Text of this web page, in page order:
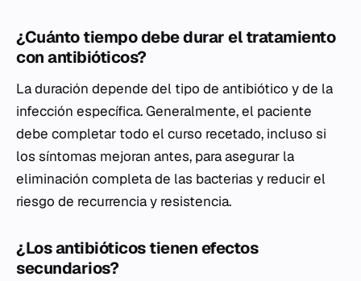
¿Cuánto tiempo debe durar el tratamiento
con antibióticos?
La duración depende del tipo de antibiótico y de la
infección específica. Generalmente, el paciente
debe completar todo el curso recetado, incluso si
los síntomas mejoran antes, para asegurar la
eliminación completa de las bacterias y reducir el
riesgo de recurrencia y resistencia.
¿Los antibióticos tienen efectos
secundarios?